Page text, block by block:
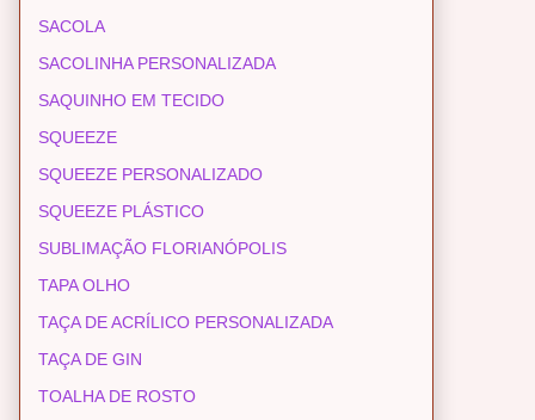
SACOLA
SACOLINHA PERSONALIZADA
SAQUINHO EM TECIDO
SQUEEZE
SQUEEZE PERSONALIZADO
SQUEEZE PLÁSTICO
SUBLIMAÇÃO FLORIANÓPOLIS
TAPA OLHO
TAÇA DE ACRÍLICO PERSONALIZADA
TAÇA DE GIN
TOALHA DE ROSTO